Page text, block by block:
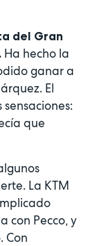
del Gran
Ha hecho la
ganar a
El
que
La KTM
con Pecco, y
Con